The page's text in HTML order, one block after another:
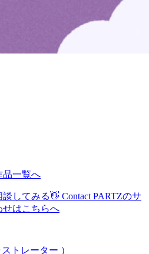
品一覧へ
談してみる👋 Contact PARTZのサ
せはこちらへ
ストレーター ）